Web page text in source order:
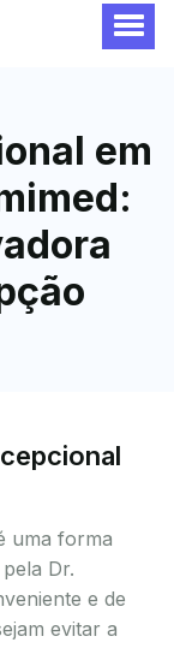
em
uma forma
Dr.
e de
evitar a